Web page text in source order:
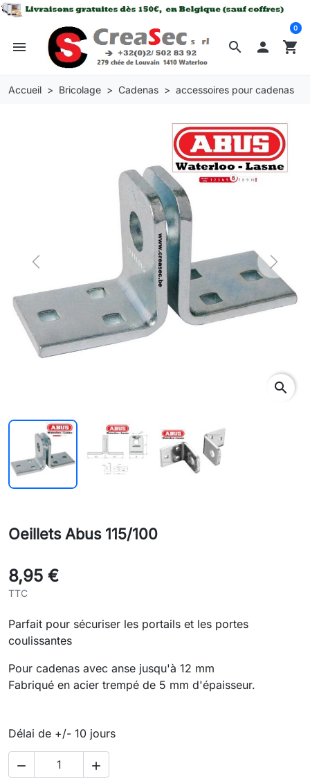
search
menu  shopping_cart
0
Accueil Bricolage Cadenas accessoires pour cadenas
Previous Next
search
Oeillets Abus 115/100
8,95 €
TTC
Parfait pour sécuriser les portails et les portes
coulissantes
Pour cadenas avec anse jusqu'à 12 mm
Fabriqué en acier trempé de 5 mm d'épaisseur.
Délai de +/- 10 jours
 